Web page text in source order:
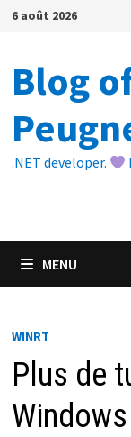
Passer
6 août 2026
Blog
.NET developer.
MENU
WINRT
Plus de